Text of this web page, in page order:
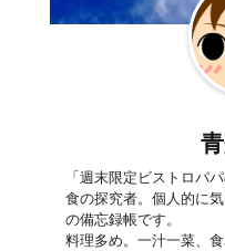
「週末限定ビストロパ
食の探究者。個人的に
の備忘録帳です。
料理多め。一汁一菜、